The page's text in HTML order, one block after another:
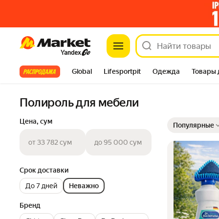
Market
Все хиты Global Lifesportpit Одежда Товары
Полироль для мебели
Цена, сум
от 33 782 сум до 95 000 сум
Срок доставки
До 7 дней
Неважно
Бренд
Популярные